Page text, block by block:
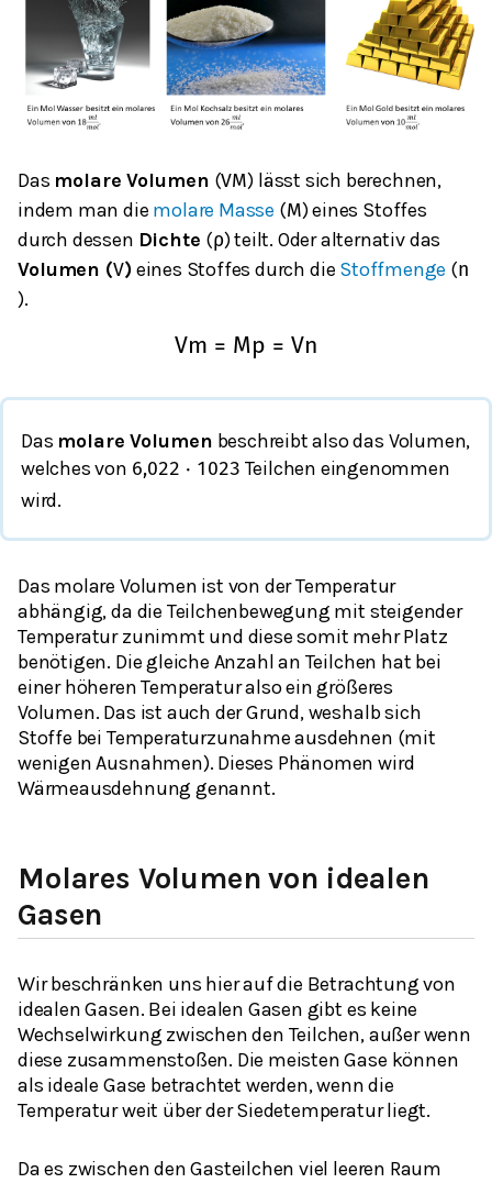
Das molare Volumen (VM) lässt sich berechnen,
indem man die molare Masse (M) eines Stoffes
durch dessen Dichte (ρ) teilt. Oder alternativ das
Volumen (V)eines Stoffes durch die Stoffmenge (n
).
Vm = Mp = Vn
Das molare Volumen beschreibt also das Volumen,
welches von 6,022 ⋅ 1023 Teilchen eingenommen
wird.
Das molare Volumen ist von der Temperatur
abhängig, da die Teilchenbewegung mit steigender
Temperatur zunimmt und diese somit mehr Platz
benötigen. Die gleiche Anzahl an Teilchen hat bei
einer höheren Temperatur also ein größeres
Volumen. Das ist auch der Grund, weshalb sich
Stoffe bei Temperaturzunahme ausdehnen (mit
wenigen Ausnahmen). Dieses Phänomen wird
Wärmeausdehnung genannt.
Molares Volumen von idealen
Gasen
Wir beschränken uns hier auf die Betrachtung von
idealen Gasen. Bei idealen Gasen gibt es keine
Wechselwirkung zwischen den Teilchen, außer wenn
diese zusammenstoßen. Die meisten Gase können
als ideale Gase betrachtet werden, wenn die
Temperatur weit über der Siedetemperatur liegt.
Da es zwischen den Gasteilchen viel leeren Raum